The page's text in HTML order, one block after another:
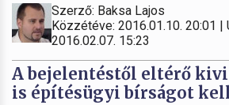
Szerző: Baksa Lajos
Közzétéve: 2016.01.10. 20:01
2016.02.07. 15:23
A bejelentéstől eltérő
is építésügyi bírságot